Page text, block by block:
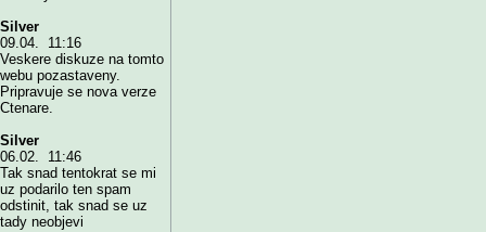
Silver
09.04. 11:16
Veskere diskuze na tomto
webu pozastaveny.
Pripravuje se nova verze
Ctenare.
Silver
06.02. 11:46
Tak snad tentokrat se mi
uz podarilo ten spam
odstinit, tak snad se uz
tady neobjevi